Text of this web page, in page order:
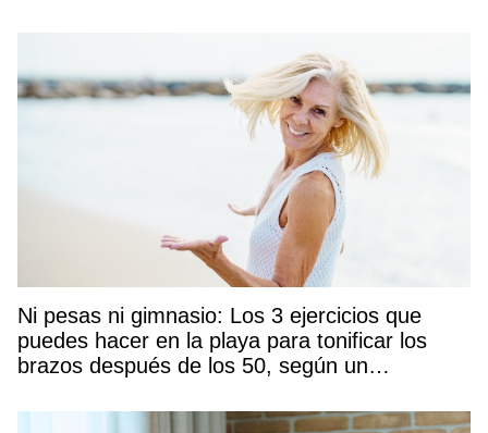
Ni pesas ni gimnasio: Los 3 ejercicios que
puedes hacer en la playa para tonificar los
brazos después de los 50, según un